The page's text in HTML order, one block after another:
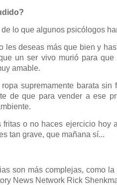
lo que algunos psicólogos
les deseas más que bien y
un ser vivo murió para
amable.
supremamente barata
de que para vender a ese
fritas o no haces ejercicio hoy
tan grave, que mañana sí...
son más complejas, como
News Network Rick